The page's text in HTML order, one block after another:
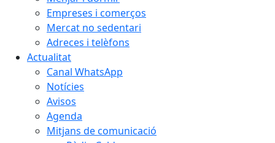
Empreses i comerços
Mercat no sedentari
Adreces i telèfons
Actualitat
Canal WhatsApp
Notícies
Avisos
Agenda
Mitjans de comunicació